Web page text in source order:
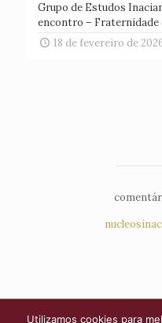
Grupo de Estudos
encontro – Fraternidade
18 de fevereiro de
Utilizamos cookies para